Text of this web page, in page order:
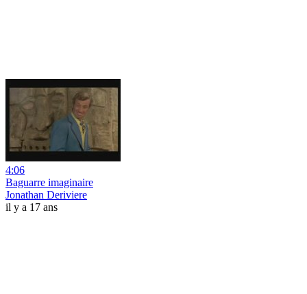
4:06
Baguarre imaginaire
Jonathan Deriviere
il y a 17 ans